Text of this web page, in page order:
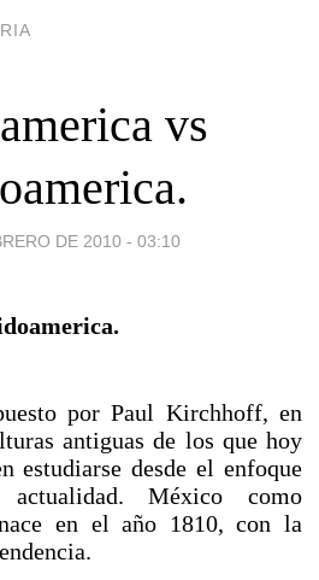
vs
DE 2010 - 03:10
por Paul Kirchhoff, en
antiguas de los que hoy
estudiarse desde el enfoque
México como
en el año 1810, con la